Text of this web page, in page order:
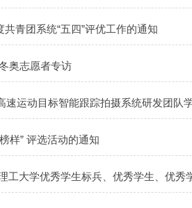
青团系统“五四”评优工作的通知
奥志愿者专访
速运动目标智能跟踪拍摄系统研发团队
样” 评选活动的通知
工大学优秀学生标兵、优秀学生、优秀